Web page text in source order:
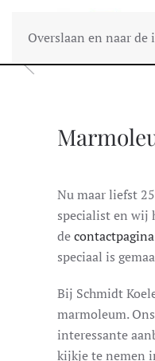
Overslaan en naar de
Nu maar liefst
specialist en wij
decontactpagina
speciaal is
Bij Schmidt
marmoleum.
interessante
kijkje te nemen